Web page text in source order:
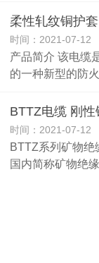
柔性轧纹铜护
时间：2021-07-12
产品简介 该电缆
的一种新型的防
BTTZ电缆 刚
时间：2021-07-12
BTTZ系列矿物绝
国内简称矿物绝